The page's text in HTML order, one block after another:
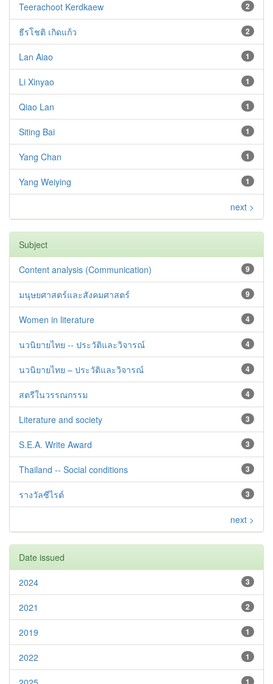
2
Teerachoot Kerdkaew
2
ธีรโชติ เกิดแก้ว
1
Lan Aiao
1
Li Xinyao
1
Qiao Lan
1
Siting Bai
1
Yang Chan
1
Yang Weiying
next >
Subject
9
Content analysis (Communication)
9
มนุษยศาสตร์และสังคมศาสตร์
4
Women in literature
4
นวนิยายไทย -- ประวัติและวิจารณ์
4
นวนิยายไทย – ประวัติและวิจารณ์
4
สตรีในวรรณกรรม
3
Literature and society
3
S.E.A. Write Award
3
Thailand -- Social conditions
3
รางวัลซีไรต์
next >
Date issued
3
2024
2
2021
1
2019
1
2022
1